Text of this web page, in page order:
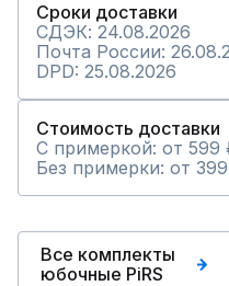
Сроки доставки
СДЭК: 24.08.2026
Почта России:
DPD: 25.08.2026
Стоимость доставки
С примеркой: от 599
Без примерки: от
Все комплекты
юбочные PiRS